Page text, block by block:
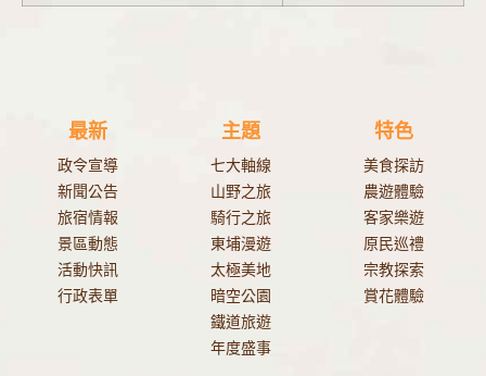
最新
政令宣導
新聞公告
旅宿情報
景區動態
活動快訊
行政表單
主題
七大軸線
山野之旅
騎行之旅
東埔漫遊
太極美地
暗空公園
鐵道旅遊
年度盛事
特色
美食探訪
農遊體驗
客家樂遊
原民巡禮
宗教探索
賞花體驗